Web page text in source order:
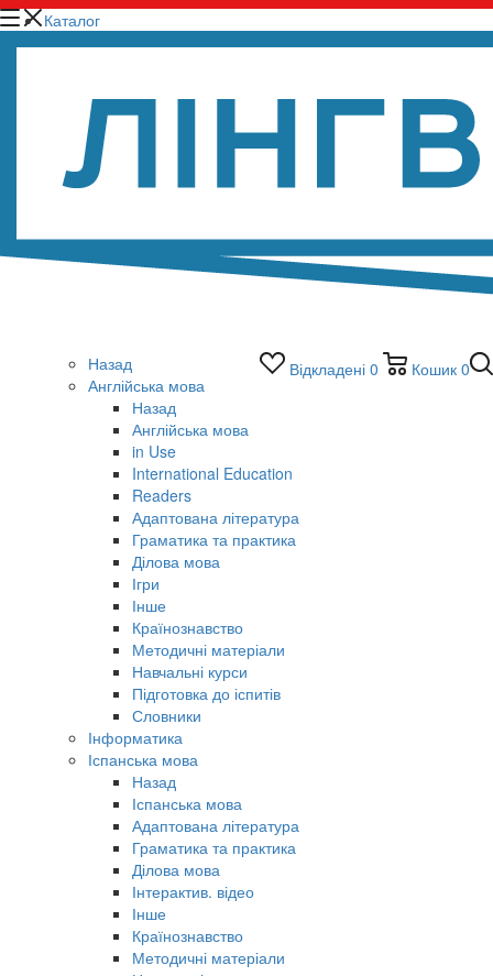
Відкладені 0 Кошик 0
Каталог
Назад
Англійська мова
Назад
Англійська мова
in Use
International Education
Readers
Адаптована література
Граматика та практика
Ділова мова
Ігри
Інше
Країнознавство
Методичні матеріали
Навчальні курси
Підготовка до іспитів
Словники
Інформатика
Іспанська мова
Назад
Іспанська мова
Адаптована література
Граматика та практика
Ділова мова
Інтерактив. відео
Інше
Країнознавство
Методичні матеріали